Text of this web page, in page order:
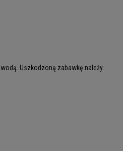
wodą. Uszkodzoną zabawkę należy